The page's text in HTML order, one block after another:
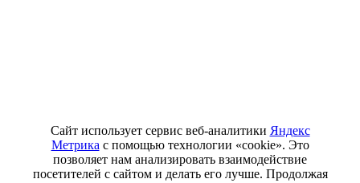
Сайт использует сервис веб-аналитики Яндекс
Метрика с помощью технологии «cookie». Это
позволяет нам анализировать взаимодействие
посетителей с сайтом и делать его лучше. Продолжая